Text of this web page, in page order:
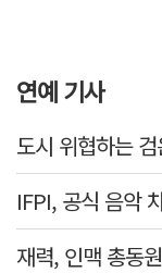
연예 기사
도시 위협하는
IFPI, 공식 음악
재력, 인맥 총동